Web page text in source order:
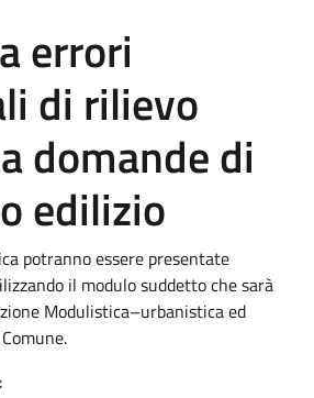
errori
di rilievo
domande di
edilizio
potranno essere presentate
il modulo suddetto che sarà
Modulistica–urbanistica ed
: